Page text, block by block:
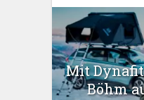
Mit
Böhm